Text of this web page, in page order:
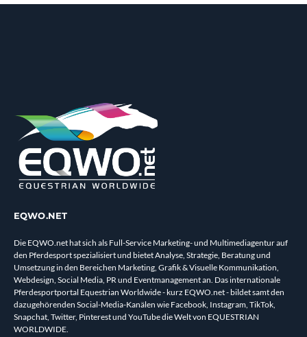
EQWO.NET
Die EQWO.net hat sich als Full-Service Marketing- und Multimediagentur auf
den Pferdesport spezialisiert und bietet Analyse, Strategie, Beratung und
Umsetzung in den Bereichen Marketing, Grafik & Visuelle Kommunikation,
Webdesign, Social Media, PR und Eventmanagement an. Das internationale
Pferdesportportal Equestrian Worldwide - kurz EQWO.net - bildet samt den
dazugehörenden Social-Media-Kanälen wie Facebook, Instagram, TikTok,
Snapchat, Twitter, Pinterest und YouTube die Welt von EQUESTRIAN
WORLDWIDE.